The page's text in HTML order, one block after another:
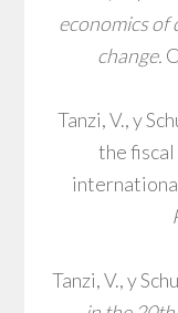
economics of
change.
Tanzi, V., y
the
Tanzi, V., y